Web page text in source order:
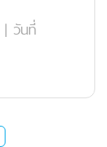
| วันที่